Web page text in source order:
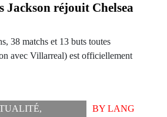
Jackson réjouit Chelsea
38 matchs et 13 buts toutes
avec Villarreal) est officiellement
,
BYLANG